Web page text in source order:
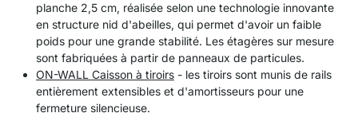
planche 2,5 cm, réalisée selon une technologie innovante
en structure nid d'abeilles, qui permet d'avoir un faible
poids pour une grande stabilité. Les étagères sur mesure
sont fabriquées à partir de panneaux de particules.
ON-WALL Caisson à tiroirs - les tiroirs sont munis de rails
entièrement extensibles et d'amortisseurs pour une
fermeture silencieuse.